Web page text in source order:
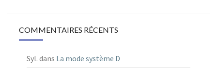
COMMENTAIRES RÉCENTS
Syl. dans La mode système D